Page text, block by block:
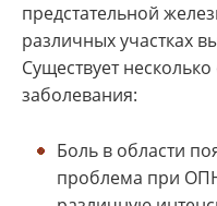
предстательной
различных участках
Существует
заболевания:
Боль в области
проблема при